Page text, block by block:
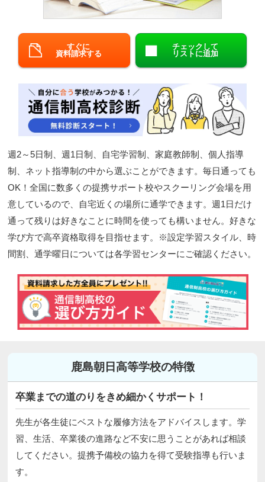
九州・沖縄
閉じる
すぐに
資料請求する
チェックして
リストに追加
週2～5日制、週1日制、自宅学習制、家庭教師制、個人指導
制、ネット指導制の中から選ぶことができます。毎日通っても
OK！全国に数多くの提携サポート校やスクーリング会場を用
意しているので、自宅近くの場所に通学できます。週1日だけ
通って残りは好きなことに時間を使っても構いません。好きな
学び方で高卒資格取得を目指せます。※設定学習スタイル、時
間割、通学曜日については各学習センターにご確認ください。
鹿島朝日高等学校の特徴
卒業までの道のりをきめ細かくサポート！
先生が各生徒にベストな履修方法をアドバイスします。学
習、生活、卒業後の進路など不安に思うことがあれば相談
してください。提携予備校の協力を得て受験指導も行いま
す。